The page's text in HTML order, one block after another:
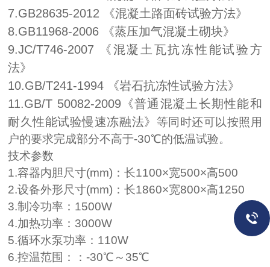
7.GB28635-2012 《混凝土路面砖试验方法》
8.GB11968-2006 《蒸压加气混凝土砌块》
9.JC/T746-2007 《混凝土瓦抗冻性能试验方
法》
10.GB/T241-1994 《岩石抗冻性试验方法》
11.GB/T 50082-2009《普通混凝土长期性能和
耐久性能试验慢速冻融法》 等同时还可以按照用
户的要求完成部分不高于-30℃的低温试验。
技术参数
1.容器内胆尺寸(mm)：长1100×宽500×高500
2.设备外形尺寸(mm)：长1860×宽800×高1250
3.制冷功率：1500W
4.加热功率：3000W
5.循环水泵功率：110W
6.控温范围 ：：-30℃～ 35℃